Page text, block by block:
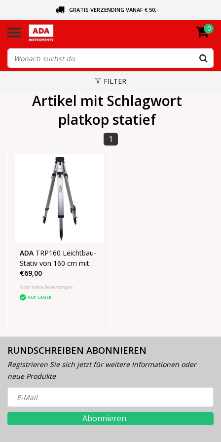
GRATIS VERZENDING VANAF € 50,-
VANDAAG BESTELD, VANDAAG VERZONDEN
0
FILTER
Artikel mit Schlagwort
platkop statief
1
ADA TRP160 Leichtbau-
Stativ von 160 cm mit
flachem Kopf
€69,00
Noch keine Bewertungen
AUF LAGER
RUNDSCHREIBEN ABONNIEREN
Registrieren Sie sich jetzt für weitere Informationen oder
neue Produkte
Abonnieren